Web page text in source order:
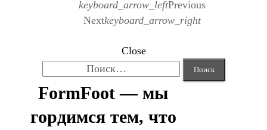
keyboard_arrow_leftPrevious
Nextkeyboard_arrow_right
Close
FormFoot — мы
гордимся тем, что